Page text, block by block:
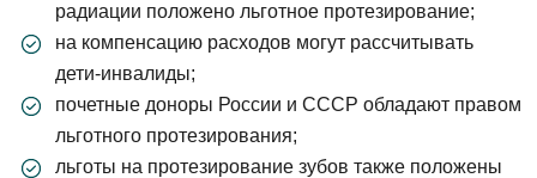
радиации положено льготное протезирование;
на компенсацию расходов могут рассчитывать
дети-инвалиды;
почетные доноры России и СССР обладают правом
льготного протезирования;
льготы на протезирование зубов также положены